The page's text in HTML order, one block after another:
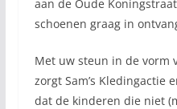
aan de Oude
schoenen graag in
Met uw steun in de vorm
zorgt Sam’s Kledingactie
dat de kinderen die niet